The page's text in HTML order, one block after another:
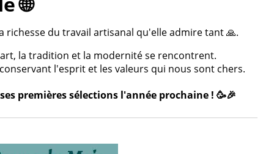
richesse du travail artisanal qu'elle admire tant 🙏.
la tradition et la modernité se rencontrent.
l'esprit et les valeurs qui nous sont chers.
premières sélections l'année prochaine ! 🥳🎉